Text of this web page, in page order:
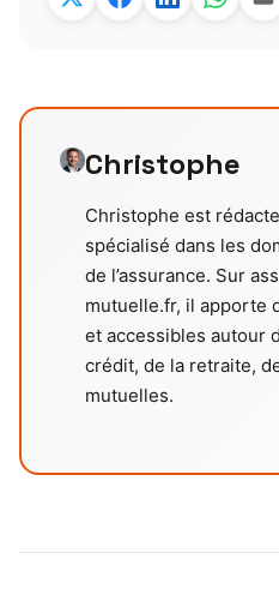
Christophe
Christophe est
spécialisé dans les
de l’assurance. Sur
mutuelle.fr, il apporte
et accessibles autour
crédit, de la retraite,
mutuelles.